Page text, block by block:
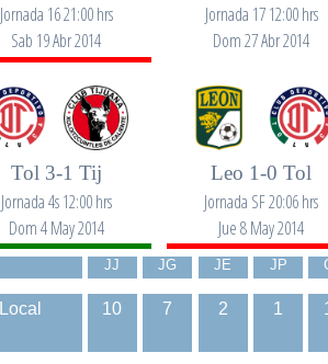
Jornada 16 21:00 hrs
Sab 19 Abr 2014
Jornada 17 12:00 hrs
Dom 27 Abr 2014
Tol 3-1 Tij
Jornada 4s 12:00 hrs
Dom 4 May 2014
Leo 1-0 Tol
Jornada SF 20:06 hrs
Jue 8 May 2014
JJ JG JE JP
Local 10 7 2 1